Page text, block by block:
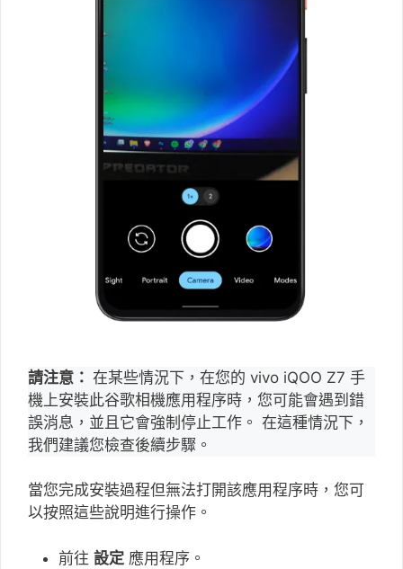
請注意： 在某些情況下，在您的 vivo iQOO Z7 手
機上安裝此谷歌相機應用程序時，您可能會遇到錯
誤消息，並且它會強制停止工作。 在這種情況下，
我們建議您檢查後續步驟。
當您完成安裝過程但無法打開該應用程序時，您可
以按照這些說明進行操作。
前往 設定 應用程序。